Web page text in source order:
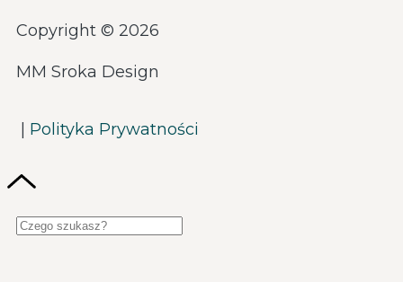
Copyright © 2026
MM Sroka Design
Polityka Prywatności